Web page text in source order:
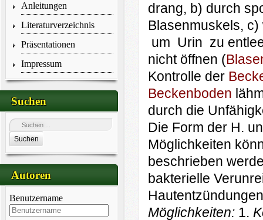
Anleitungen
Literaturverzeichnis
Präsentationen
Impressum
Suchen
Suchen
Autoren
Benutzername
drang, b) durch
Blasenmuskels,
um Urin zu
nicht öffnen (
Kontrolle der
Beckenboden
durch die
Die Form der H.
Möglichkeiten
beschrieben
bakterielle
Möglichkeiten: 1.